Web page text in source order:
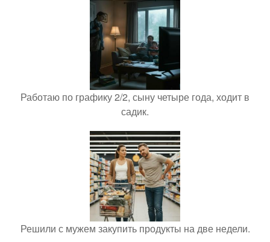
Работаю по графику 2/2, сыну четыре года, ходит в
садик.
Решили с мужем закупить продукты на две недели.